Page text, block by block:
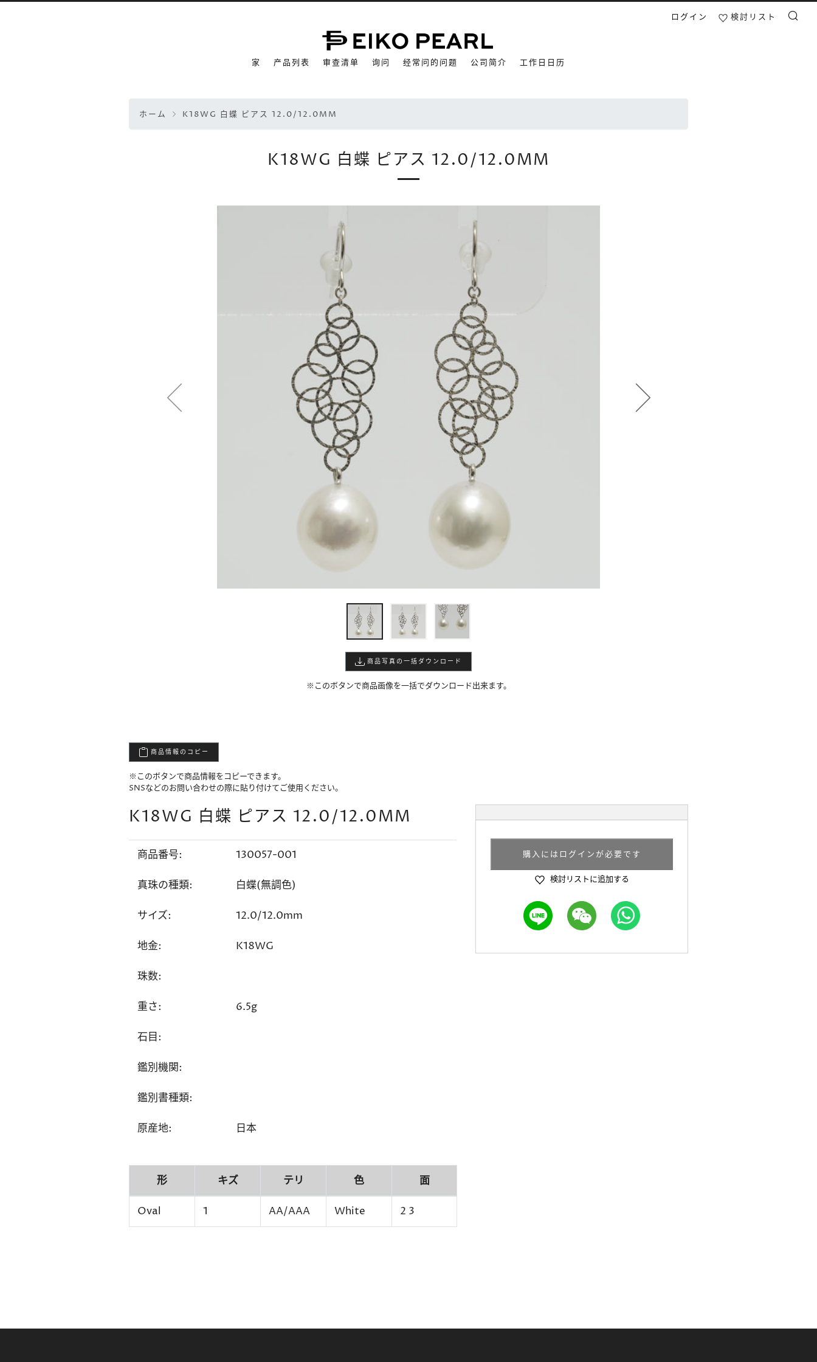
家 产品列表 审查清单 询问 经常问的问题 公司简介 工作日日历
ログイン 検討リスト
ホーム K18WG 白蝶 ピアス 12.0/12.0MM
K18WG 白蝶 ピアス 12.0/12.0MM
商品写真の一括ダウンロード
※このボタンで商品画像を一括でダウンロード出来ます。
商品情報のコピー
※このボタンで商品情報をコピーできます。
SNSなどのお問い合わせの際に貼り付けてご使用ください。
購入にはログインが必要です
検討リストに追加する
K18WG 白蝶 ピアス 12.0/12.0MM
商品番号: 130057-001
真珠の種類: 白蝶(無調色)
サイズ: 12.0/12.0mm
地金: K18WG
珠数:
重さ: 6.5g
石目:
鑑別機関:
鑑別書種類:
原産地: 日本
形 キズ テリ 色 面
Oval 1 AA/AAA White 2 3